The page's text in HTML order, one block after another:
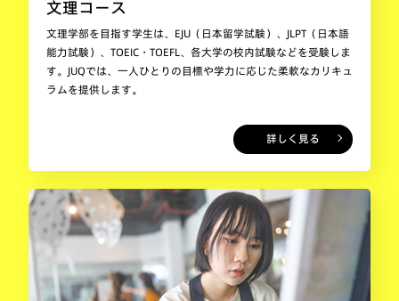
文理コース
文理学部を目指す学生は、EJU（日本留学試験）、JLPT（日本語
能力試験）、TOEIC・TOEFL、各大学の校内試験などを受験しま
す。JUQでは、一人ひとりの目標や学力に応じた柔軟なカリキュ
ラムを提供します。
詳しく見る